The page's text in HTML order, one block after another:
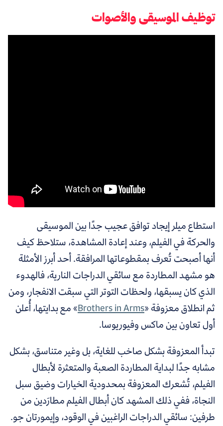
توظيف الموسيقى والأصوات
استطاع ميلر إيجاد توافق عجيب جدًا بين الموسيقى
والحركة في الفيلم، وعند إعادة المشاهدة، ستلاحظ كيف
أنها أصبحت تُعرف بمقطوعاتها المرافقة. أحد أبرز الأمثلة
هو مشهد المطاردة مع سائقي الدراجات النارية، فالهدوء
الذي كان يسبقها، ولحظات التوتر التي سبقت الانفجار، ومن
ثم انطلاق معزوفة «Brothers in Arms» مع بدايتها، أُعلن
أول تعاون بين ماكس وفيوريوسا.
تبدأ المعزوفة بشكل صاخب للغاية، بل وغير متناسق، بشكل
مشابه جدًا لبداية المطاردة الصعبة والمتعثرة لأبطال
الفيلم، تُشعرك المعزوفة بمحدودية الخيارات وضيق سبل
النجاة، ففي ذلك المشهد كان أبطال الفيلم مطارَدين من
طرفين: سائقي الدراجات الراغبين في الوقود، وإيمورتان جو.